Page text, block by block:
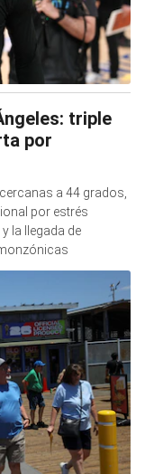
triple
por
a 44 grados,
por estrés
la llegada de